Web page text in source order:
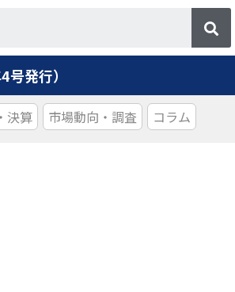
発行）
決算 市場動向・調査 コラム